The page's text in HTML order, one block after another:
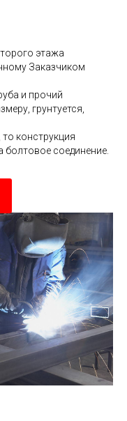
этажа
Заказчиком
и прочий
грунтуется,
конструкция
болтовое соединение.